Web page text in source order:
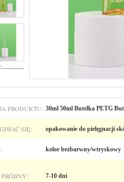
PRODUKTU: 30ml 50ml Butelka PETG
SIĘ: opakowanie do pielęgnacji
kolor bezbarwny/wtryskowy
7-10 dni